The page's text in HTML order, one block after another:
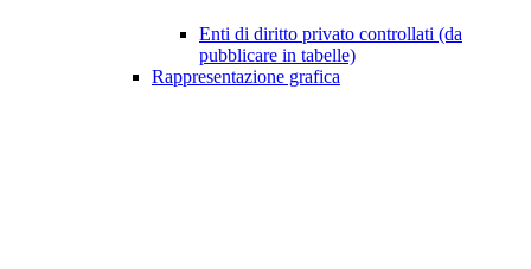
Enti di diritto privato controllati (da
pubblicare in tabelle)
Rappresentazione grafica